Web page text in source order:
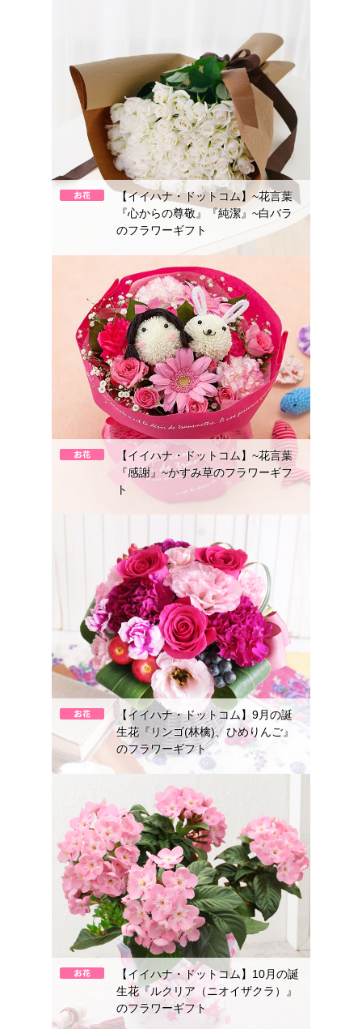
【イイハナ・ドットコム】~花言葉
『心からの尊敬』『純潔』~白バラ
のフラワーギフト
【イイハナ・ドットコム】~花言葉
『感謝』~かすみ草のフラワーギフ
ト
【イイハナ・ドットコム】9月の誕
生花『リンゴ(林檎)、ひめりんご』
のフラワーギフト
【イイハナ・ドットコム】10月の誕
生花『ルクリア（ニオイザクラ）』
のフラワーギフト